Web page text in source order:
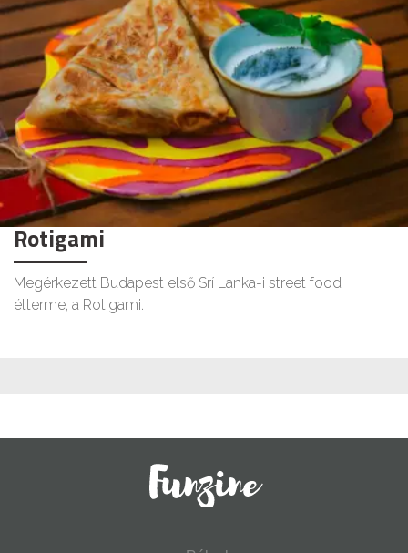
Rotigami
Megérkezett Budapest első Srí Lanka-i street food
étterme, a Rotigami.